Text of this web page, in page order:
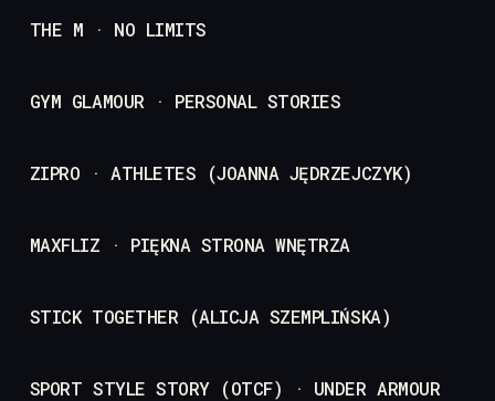
THE M · NO LIMITS
GYM GLAMOUR · PERSONAL STORIES
ZIPRO · ATHLETES (JOANNA JĘDRZEJCZYK)
MAXFLIZ · PIĘKNA STRONA WNĘTRZA
STICK TOGETHER (ALICJA SZEMPLIŃSKA)
SPORT STYLE STORY (OTCF) · UNDER ARMOUR